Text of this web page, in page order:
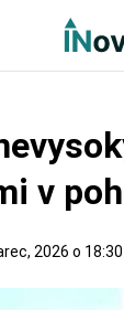
v
2026 o 18:30